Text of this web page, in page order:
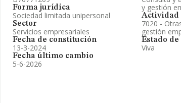
Forma jurídica
Sociedad limitada unipersonal
Sector
Servicios empresariales
Fecha de constitución
13-3-2024
Fecha último cambio
5-6-2026
y gestión
Actividad
7020 -
gestión
Estado
Viva